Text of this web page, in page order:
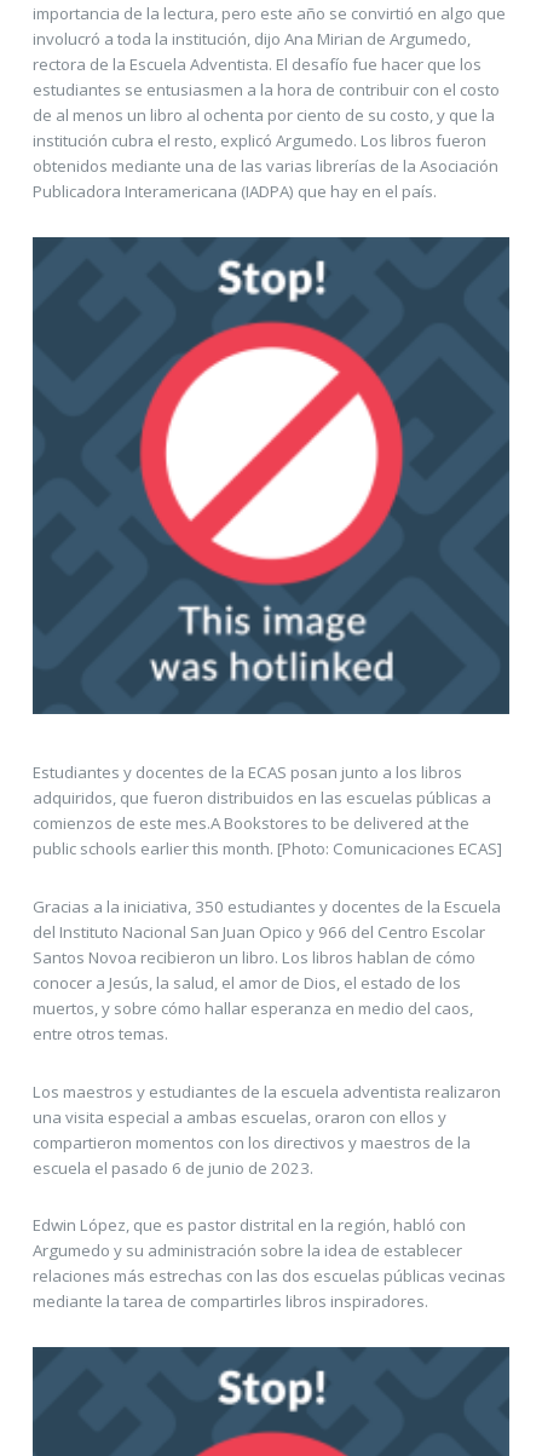
importancia de la lectura, pero este año se convirtió en algo que
involucró a toda la institución, dijo Ana Mirian de Argumedo,
rectora de la Escuela Adventista. El desafío fue hacer que los
estudiantes se entusiasmen a la hora de contribuir con el costo
de al menos un libro al ochenta por ciento de su costo, y que la
institución cubra el resto, explicó Argumedo. Los libros fueron
obtenidos mediante una de las varias librerías de la Asociación
Publicadora Interamericana (IADPA) que hay en el país.
Estudiantes y docentes de la ECAS posan junto a los libros
adquiridos, que fueron distribuidos en las escuelas públicas a
comienzos de este mes.A Bookstores to be delivered at the
public schools earlier this month. [Photo: Comunicaciones ECAS]
Gracias a la iniciativa, 350 estudiantes y docentes de la Escuela
del Instituto Nacional San Juan Opico y 966 del Centro Escolar
Santos Novoa recibieron un libro. Los libros hablan de cómo
conocer a Jesús, la salud, el amor de Dios, el estado de los
muertos, y sobre cómo hallar esperanza en medio del caos,
entre otros temas.
Los maestros y estudiantes de la escuela adventista realizaron
una visita especial a ambas escuelas, oraron con ellos y
compartieron momentos con los directivos y maestros de la
escuela el pasado 6 de junio de 2023.
Edwin López, que es pastor distrital en la región, habló con
Argumedo y su administración sobre la idea de establecer
relaciones más estrechas con las dos escuelas públicas vecinas
mediante la tarea de compartirles libros inspiradores.